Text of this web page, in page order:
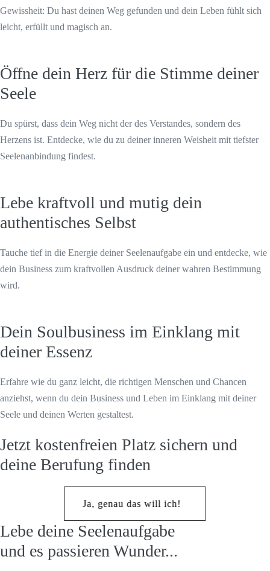
Gewissheit: Du hast deinen Weg gefunden und dein Leben fühlt sich
leicht, erfüllt und magisch an.
Öffne dein Herz für die Stimme deiner
Seele
Du spürst, dass dein Weg nicht der des Verstandes, sondern des
Herzens ist. Entdecke, wie du zu deiner inneren Weisheit mit tiefster
Seelenanbindung findest.
Lebe kraftvoll und mutig dein
authentisches Selbst
Tauche tief in die Energie deiner Seelenaufgabe ein und entdecke, wie
dein Business zum kraftvollen Ausdruck deiner wahren Bestimmung
wird.
Dein Soulbusiness im Einklang mit
deiner Essenz
Erfahre wie du ganz leicht, die richtigen Menschen und Chancen
anziehst, wenn du dein Business und Leben im Einklang mit deiner
Seele und deinen Werten gestaltest.
Jetzt kostenfreien Platz sichern und
deine Berufung finden
Ja, genau das will ich!
Lebe deine Seelenaufgabe
und es passieren Wunder...